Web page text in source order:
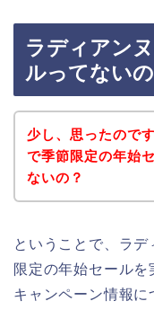
ラディアン
ルってない
少し、思ったので
で季節限定の年始
ないの？
ということで、ラ
限定の年始セール
キャンペーン情報